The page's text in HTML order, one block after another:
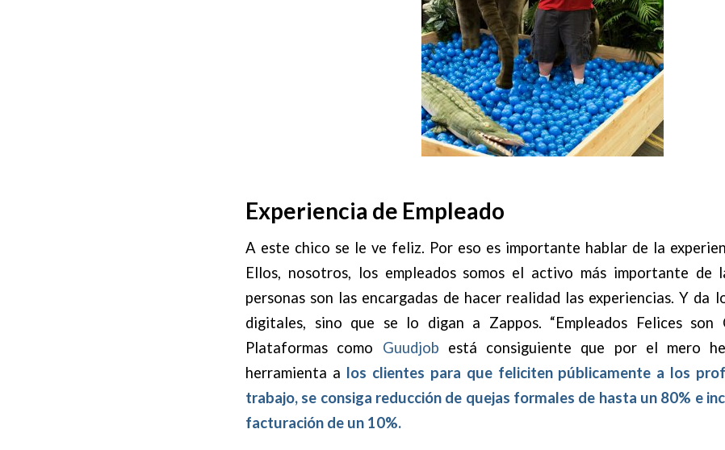
Experiencia de Empleado
A este chico se le ve feliz. Por eso es importante hablar de la
Ellos, nosotros, los empleados somos el activo más importante de
personas son las encargadas de hacer realidad las experiencias. Y da
digitales, sino que se lo digan a Zappos. “Empleados Felices son
Plataformas como Guudjob está consiguiente que por el mero
herramienta a los clientes para que feliciten públicamente a los
trabajo, se consiga reducción de quejas formales de hasta un 80% e
facturación de un 10%.